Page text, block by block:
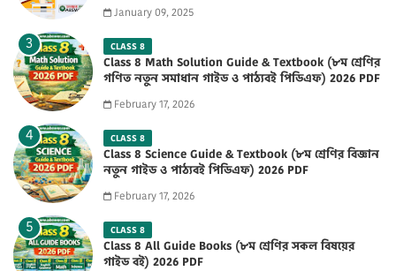
January 09, 2025
CLASS 8
Class 8 Math Solution Guide & Textbook (৮ম শ্রেণির
গণিত নতুন সমাধান গাইড ও পাঠ্যবই পিডিএফ) 2026 PDF
February 17, 2026
CLASS 8
Class 8 Science Guide & Textbook (৮ম শ্রেণির বিজ্ঞান
নতুন গাইড ও পাঠ্যবই পিডিএফ) 2026 PDF
February 17, 2026
CLASS 8
Class 8 All Guide Books (৮ম শ্রেণির সকল বিষয়ের
গাইড বই) 2026 PDF